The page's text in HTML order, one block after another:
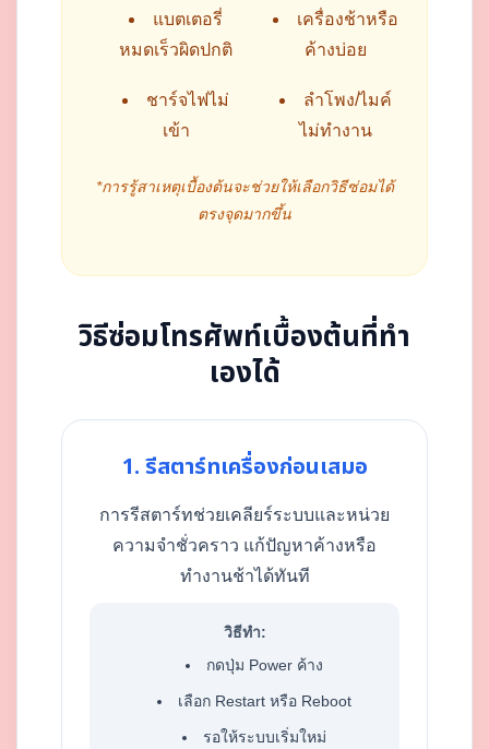
แบตเตอรี่
หมดเร็วผิดปกติ
เครื่องช้าหรือ
ค้างบ่อย
ชาร์จไฟไม่
เข้า
ลำโพง/ไมค์
ไม่ทำงาน
*การรู้สาเหตุเบื้องต้นจะช่วยให้เลือกวิธีซ่อมได้
ตรงจุดมากขึ้น
วิธีซ่อมโทรศัพท์เบื้องต้นที่ทำ
เองได้
1. รีสตาร์ทเครื่องก่อนเสมอ
การรีสตาร์ทช่วยเคลียร์ระบบและหน่วย
ความจำชั่วคราว แก้ปัญหาค้างหรือ
ทำงานช้าได้ทันที
วิธีทำ:
กดปุ่ม Power ค้าง
เลือก Restart หรือ Reboot
รอให้ระบบเริ่มใหม่